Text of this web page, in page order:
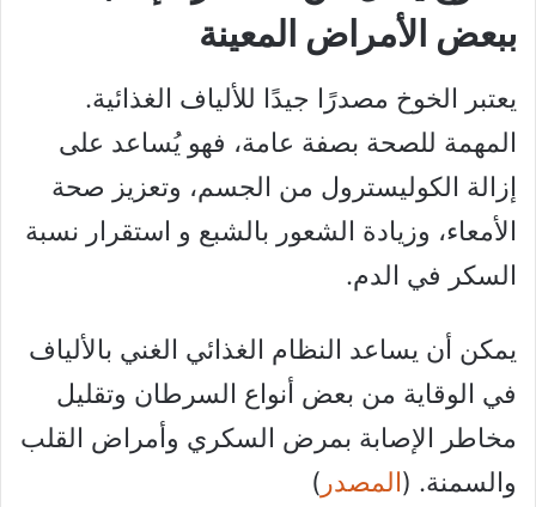
ببعض الأمراض المعينة
يعتبر الخوخ مصدرًا جيدًا للألياف الغذائية.
المهمة للصحة بصفة عامة، فهو يُساعد على
إزالة الكوليسترول من الجسم، وتعزيز صحة
الأمعاء، وزيادة الشعور بالشبع و استقرار نسبة
السكر في الدم.
يمكن أن يساعد النظام الغذائي الغني بالألياف
في الوقاية من بعض أنواع السرطان وتقليل
مخاطر الإصابة بمرض السكري وأمراض القلب
والسمنة. (المصدر )